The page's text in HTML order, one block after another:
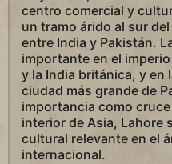
centro comercial y
un tramo árido al sur
entre India y Pakistán.
importante en el
y la India británica, y en
ciudad más grande de
importancia como
interior de Asia, Lahore
cultural relevante en el
internacional.